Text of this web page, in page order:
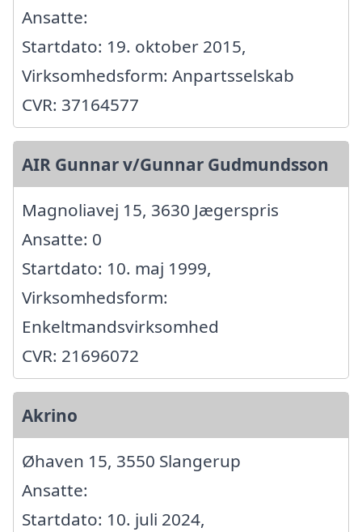
Ansatte:
Startdato: 19. oktober 2015,
Virksomhedsform: Anpartsselskab
CVR: 37164577
AIR Gunnar v/Gunnar Gudmundsson
Magnoliavej 15, 3630 Jægerspris
Ansatte: 0
Startdato: 10. maj 1999,
Virksomhedsform:
Enkeltmandsvirksomhed
CVR: 21696072
Akrino
Øhaven 15, 3550 Slangerup
Ansatte:
Startdato: 10. juli 2024,